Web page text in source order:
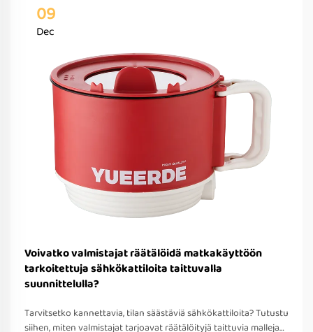
09
Dec
Voivatko valmistajat räätälöidä matkakäyttöön
tarkoitettuja sähkökattiloita taittuvalla
suunnittelulla?
Tarvitsetko kannettavia, tilan säästäviä sähkökattiloita? Tutustu
siihen, miten valmistajat tarjoavat räätälöityjä taittuvia malleja